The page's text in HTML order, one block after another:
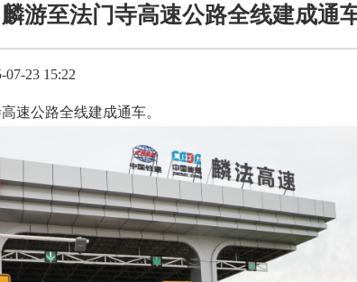
麟游至法门寺高速公路全线建成通
23 15:22
速公路全线建成通车。